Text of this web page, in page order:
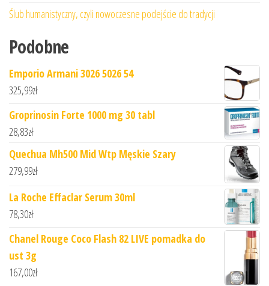
Ślub humanistyczny, czyli nowoczesne podejście do tradycji
Podobne
Emporio Armani 3026 5026 54
325,99zł
Groprinosin Forte 1000 mg 30 tabl
28,83zł
Quechua Mh500 Mid Wtp Męskie Szary
279,99zł
La Roche Effaclar Serum 30ml
78,30zł
Chanel Rouge Coco Flash 82 LIVE pomadka do
ust 3g
167,00zł